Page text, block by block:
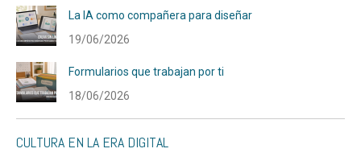
La IA como compañera para diseñar
19/06/2026
Formularios que trabajan por ti
18/06/2026
CULTURA EN LA ERA DIGITAL